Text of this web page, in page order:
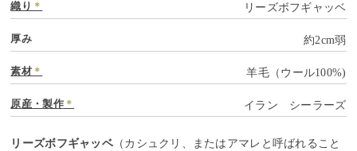
織り ＊ リーズボフギャッベ
厚み 約2cm弱
素材 ＊ 羊毛（ウール100%)
原産・製作＊ イラン シーラーズ
リーズボフギャッベ（カシュクリ、またはアマレと呼ばれること